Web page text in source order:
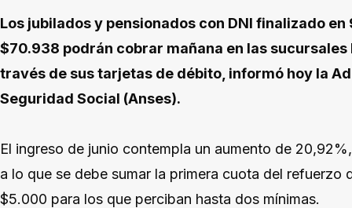
Los jubilados y pensionados con DNI finalizado
$70.938 podrán cobrar mañana en las
través de sus tarjetas de débito, informó hoy la
Seguridad Social (Anses).
El ingreso de junio contempla un aumento de
a lo que se debe sumar la primera cuota del refuerzo
$5.000 para los que perciban hasta dos mínimas.